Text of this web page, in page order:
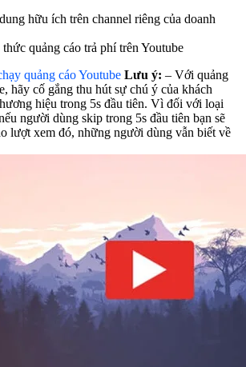
hữu ích trên channel riêng của doanh
quảng cáo trả phí trên Youtube
quảng cáo Youtube Lưu ý: – Với quảng
hãy cố gắng thu hút sự chú ý của khách
hiệu trong 5s đầu tiên. Vì đối với loại
người dùng skip trong 5s đầu tiên bạn sẽ
lượt xem đó, những người dùng vẫn biết về